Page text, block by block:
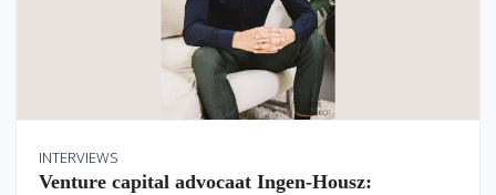
INTERVIEWS
Venture capital advocaat Ingen-Housz: